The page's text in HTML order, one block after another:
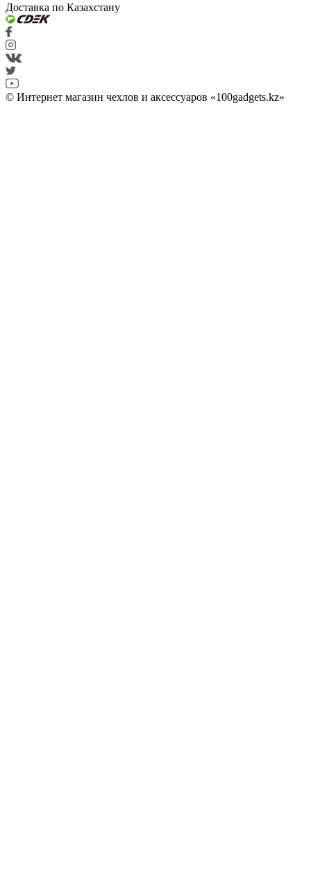
Доставка по Казахстану
© Интернет магазин чехлов и аксессуаров «100gadgets.kz»